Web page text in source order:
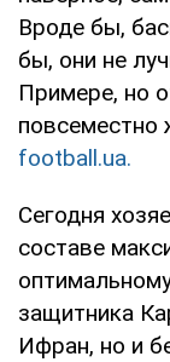
Вроде бы,
бы, они не
Примере, но
football.ua.
Сегодня
составе
защитника
Ифран, но и